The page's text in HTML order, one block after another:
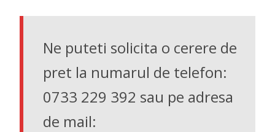
Ne puteti solicita o cerere de
pret la numarul de telefon:
0733 229 392 sau pe adresa
de mail: